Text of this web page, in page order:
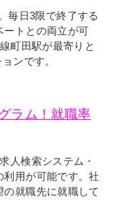
毎日3限で終了する
ートとの両立が可
町田駅が最寄りと
ンです。
ラム！就職率
人検索システム・
用が可能です。社
就職先に就職して